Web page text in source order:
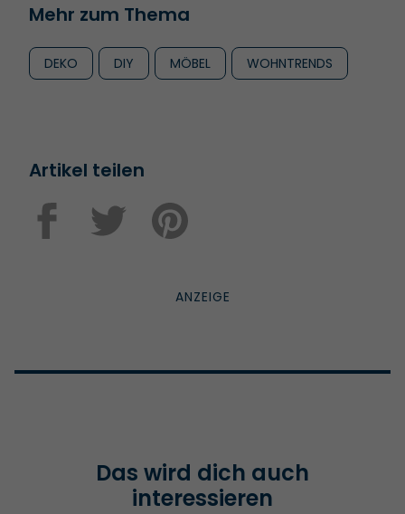
Mehr zum Thema
DEKO DIY MÖBEL WOHNTRENDS
Artikel teilen
Das wird dich auch
interessieren